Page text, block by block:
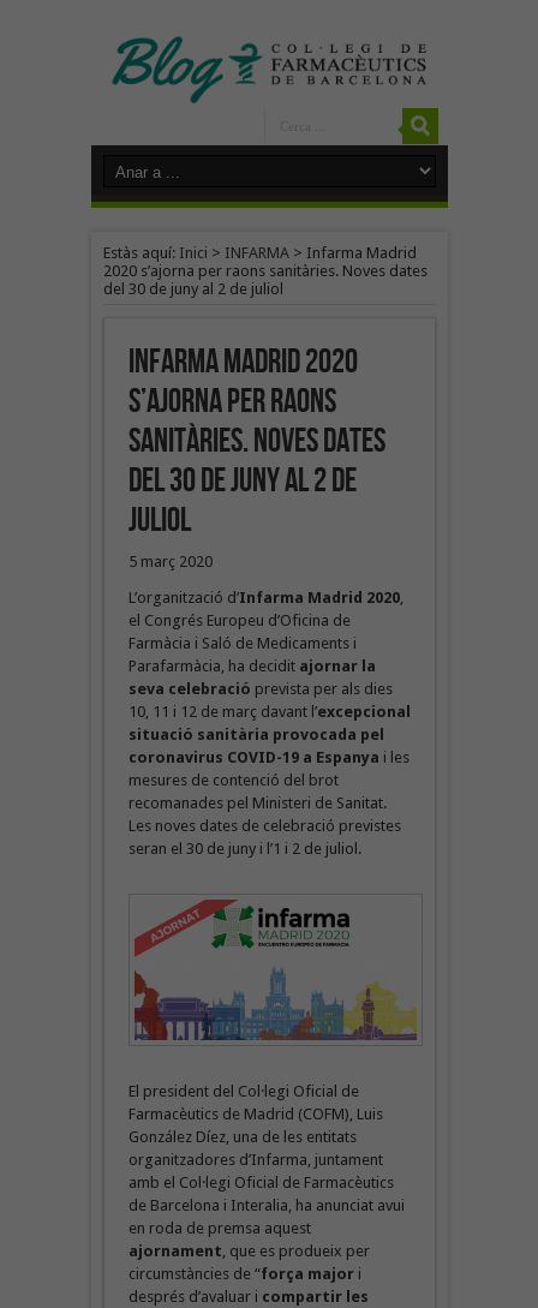
Estàs aquí: Inici > INFARMA> Infarma Madrid
2020 s’ajorna per raons sanitàries. Noves dates
del 30 de juny al 2 de juliol
Infarma Madrid 2020
s’ajorna per raons
sanitàries. Noves dates
del 30 de juny al 2 de
juliol
5 març 2020
L’organització d’Infarma Madrid 2020,
el Congrés Europeu d’Oficina de
Farmàcia i Saló de Medicaments i
Parafarmàcia, ha decidit ajornar la
seva celebració prevista per als dies
10, 11 i 12 de març davant l’excepcional
situació sanitària provocada pel
coronavirus COVID-19 a Espanya i les
mesures de contenció del brot
recomanades pel Ministeri de Sanitat.
Les noves dates de celebració previstes
seran el 30 de juny i l’1 i 2 de juliol.
El president del Col·legi Oficial de
Farmacèutics de Madrid (COFM), Luis
González Díez, una de les entitats
organitzadores d’Infarma, juntament
amb el Col·legi Oficial de Farmacèutics
de Barcelona i Interalia, ha anunciat avui
en roda de premsa aquest
ajornament , que es produeix per
circumstàncies de “força majori
després d’avaluar i compartir les